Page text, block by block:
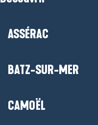
ASSÉRAC
BATZ-SUR-MER
CAMOËL